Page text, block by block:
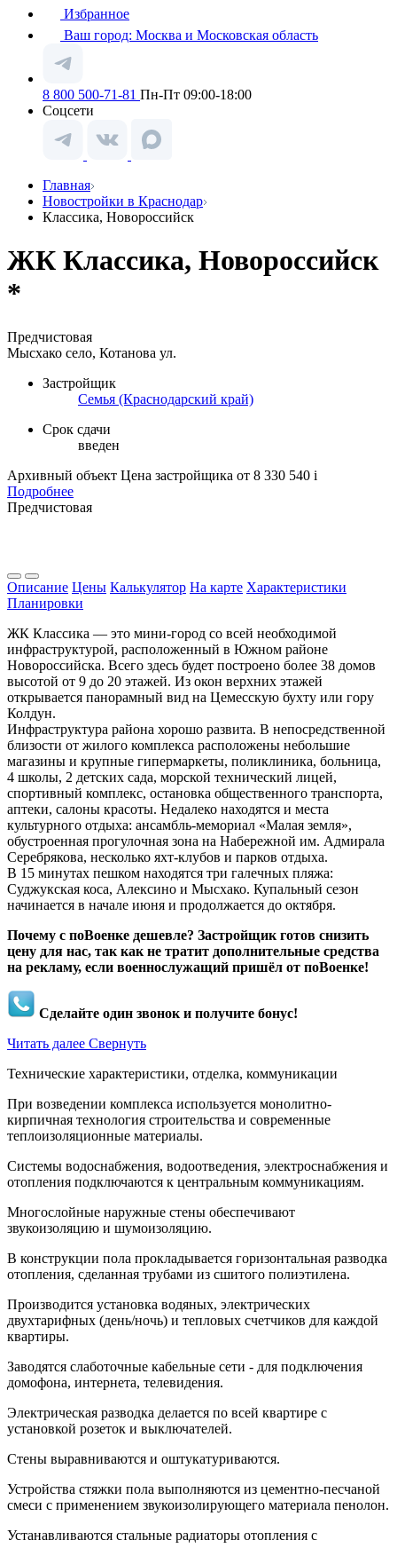
Избранное
Ваш город: Москва и Московская область
8 800 500-71-81 Пн-Пт 09:00-18:00
Соцсети
Главная
Новостройки в Краснодар
Классика, Новороссийск
ЖК Классика, Новороссийск
*
Предчистовая
Мысхако село, Котанова ул.
Застройщик
Семья (Краснодарский край)
Срок сдачи
введен
Архивный объект Цена застройщика от 8 330 540 i
Подробнее
Предчистовая
Описание Цены Калькулятор На карте Характеристики
Планировки
ЖК Классика — это мини-город со всей необходимой
инфраструктурой, расположенный в Южном районе
Новороссийска. Всего здесь будет построено более 38 домов
высотой от 9 до 20 этажей. Из окон верхних этажей
открывается панорамный вид на Цемесскую бухту или гору
Колдун.
Инфраструктура района хорошо развита. В непосредственной
близости от жилого комплекса расположены небольшие
магазины и крупные гипермаркеты, поликлиника, больница,
4 школы, 2 детских сада, морской технический лицей,
спортивный комплекс, остановка общественного транспорта,
аптеки, салоны красоты. Недалеко находятся и места
культурного отдыха: ансамбль-мемориал «Малая земля»,
обустроенная прогулочная зона на Набережной им. Адмирала
Серебрякова, несколько яхт-клубов и парков отдыха.
В 15 минутах пешком находятся три галечных пляжа:
Суджукская коса, Алексино и Мысхако. Купальный сезон
начинается в начале июня и продолжается до октября.
Почему с поВоенке дешевле? Застройщик готов снизить
цену для нас, так как не тратит дополнительные средства
на рекламу, если военнослужащий пришёл от поВоенке!
Сделайте один звонок и получите бонус!
Читать далее Свернуть
Технические характеристики, отделка, коммуникации
При возведении комплекса используется монолитно-
кирпичная технология строительства и современные
теплоизоляционные материалы.
Системы водоснабжения, водоотведения, электроснабжения и
отопления подключаются к центральным коммуникациям.
Многослойные наружные стены обеспечивают
звукоизоляцию и шумоизоляцию.
В конструкции пола прокладывается горизонтальная разводка
отопления, сделанная трубами из сшитого полиэтилена.
Производится установка водяных, электрических
двухтарифных (день/ночь) и тепловых счетчиков для каждой
квартиры.
Заводятся слаботочные кабельные сети - для подключения
домофона, интернета, телевидения.
Электрическая разводка делается по всей квартире с
установкой розеток и выключателей.
Стены выравниваются и оштукатуриваются.
Устройства стяжки пола выполняются из цементно-песчаной
смеси с применением звукоизолирующего материала пенолон.
Устанавливаются стальные радиаторы отопления с